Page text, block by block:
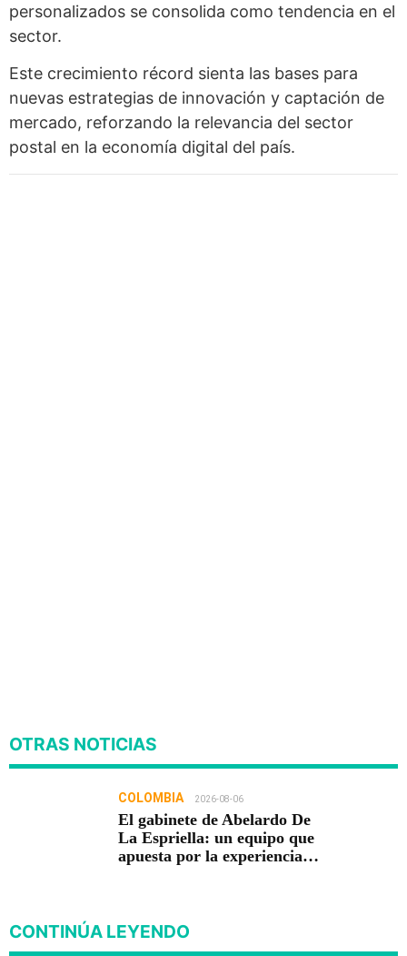
personalizados se consolida como tendencia en el
sector.
Este crecimiento récord sienta las bases para
nuevas estrategias de innovación y captación de
mercado, reforzando la relevancia del sector
postal en la economía digital del país.
OTRAS NOTICIAS
COLOMBIA 2026-08-06
El gabinete de Abelardo De
La Espriella: un equipo que
apuesta por la experiencia
CONTINÚA LEYENDO